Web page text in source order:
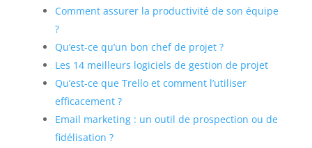
Comment assurer la productivité de son équipe
?
Qu’est-ce qu’un bon chef de projet ?
Les 14 meilleurs logiciels de gestion de projet
Qu’est-ce que Trello et comment l’utiliser
efficacement ?
Email marketing : un outil de prospection ou de
fidélisation ?